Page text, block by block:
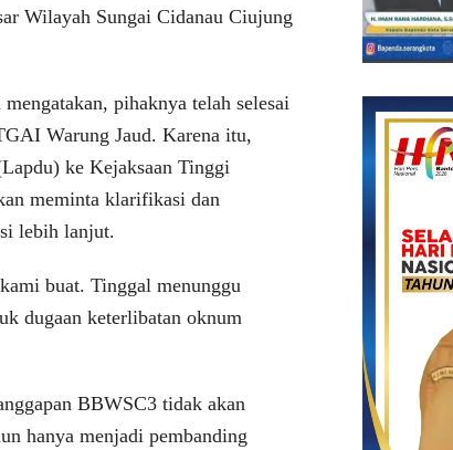
Wilayah Sungai Cidanau Ciujung
pihaknya telah selesai
Warung Jaud. Karena itu,
ke Kejaksaan Tinggi
meminta klarifikasi dan
lebih lanjut.
buat. Tinggal menunggu
dugaan keterlibatan oknum
BBWSC3 tidak akan
hanya menjadi pembanding